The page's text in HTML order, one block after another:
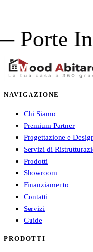
NAVIGAZIONE
Chi Siamo
Premium Partner
Progettazione e
Servizi di
Prodotti
Showroom
Finanziamento
Contatti
Servizi
Guide
PRODOTTI